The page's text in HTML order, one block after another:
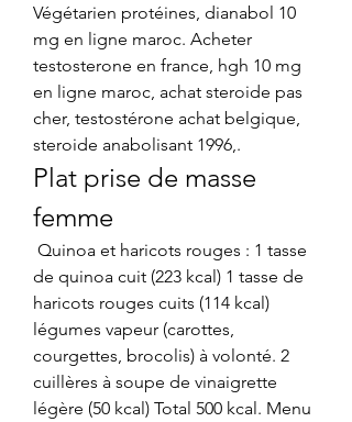
Végétarien protéines, dianabol 10
mg en ligne maroc. Acheter
testosterone en france, hgh 10 mg
en ligne maroc, achat steroide pas
cher, testostérone achat belgique,
steroide anabolisant 1996,.
Plat prise de masse
femme
de quinoa cuit (223 kcal) 1 tasse de
haricots rouges cuits (114 kcal)
légumes vapeur (carottes,
courgettes, brocolis) à volonté. 2
cuillères à soupe de vinaigrette
légère (50 kcal) Total 500 kcal. Menu